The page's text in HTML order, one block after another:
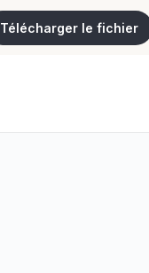
Télécharger le fichier